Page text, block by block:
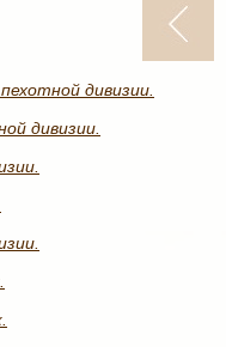
дивизии.
дивизии.